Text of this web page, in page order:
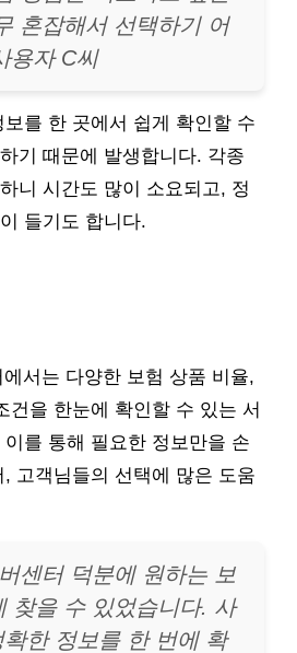
혼잡해서 선택하기 어
용자 C씨
를 한 곳에서 쉽게 확인할 수
기 때문에 발생합니다. 각종
니 시간도 많이 소요되고, 정
들기도 합니다.
서는 다양한 보험 상품 비율,
건을 한눈에 확인할 수 있는 서
를 통해 필요한 정보만을 손
고객님들의 선택에 많은 도움
센터 덕분에 원하는 보
찾을 수 있었습니다. 사
확한 정보를 한 번에 확